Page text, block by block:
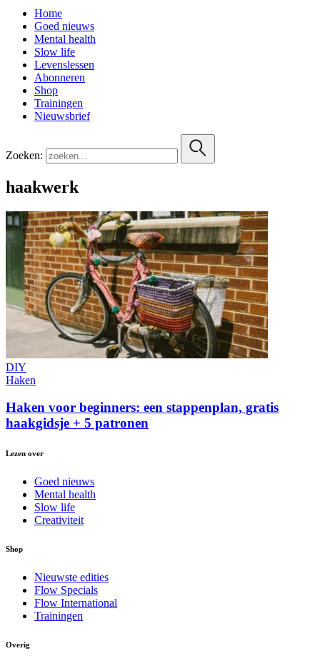
Home
Goed nieuws
Mental health
Slow life
Levenslessen
Abonneren
Shop
Trainingen
Nieuwsbrief
Zoeken:
haakwerk
DIY
Haken
Haken voor beginners: een stappenplan, gratis
haakgidsje + 5 patronen
Lezen over
Goed nieuws
Mental health
Slow life
Creativiteit
Shop
Nieuwste edities
Flow Specials
Flow International
Trainingen
Overig